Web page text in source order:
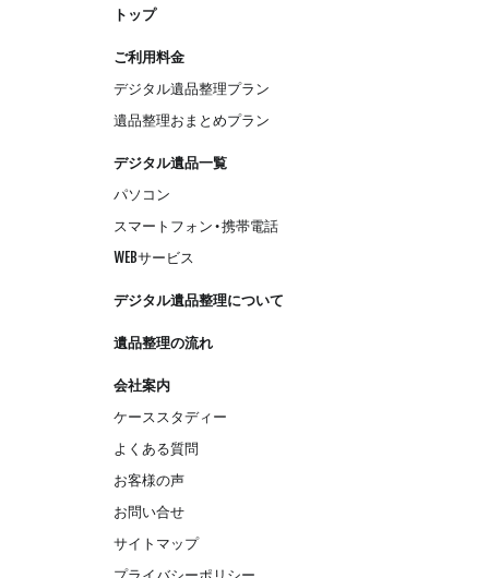
トップ
ご利用料金
デジタル遺品整理プラン
遺品整理おまとめプラン
デジタル遺品一覧
パソコン
スマートフォン・携帯電話
WEBサービス
デジタル遺品整理について
遺品整理の流れ
会社案内
ケーススタディー
よくある質問
お客様の声
お問い合せ
サイトマップ